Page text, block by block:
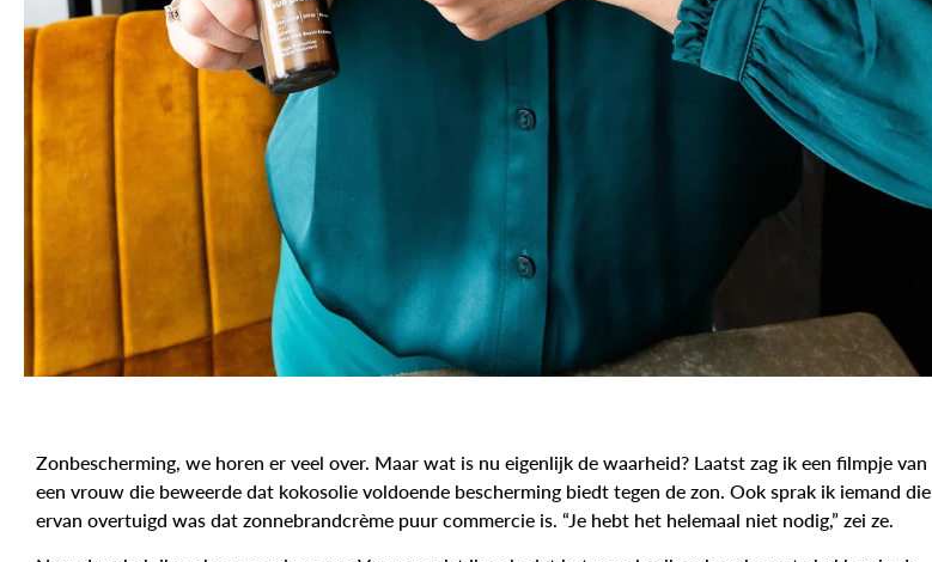
Zonbescherming, we horen er veel over. Maar wat is nu eigenlijk de waarheid? Laatst zag ik een filmpje van
een vrouw die beweerde dat kokosolie voldoende bescherming biedt tegen de zon. Ook sprak ik iemand die
ervan overtuigd was dat zonnebrandcrème puur commercie is. “Je hebt het helemaal niet nodig,” zei ze.